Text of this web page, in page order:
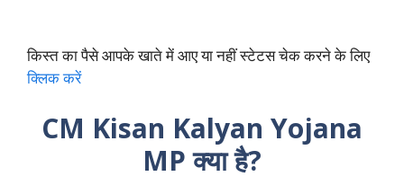
किस्त का पैसे आपके खाते में आए या नहीं स्टेटस चेक करने के लिए
क्लिक करें
CM Kisan Kalyan Yojana
MP क्या है?